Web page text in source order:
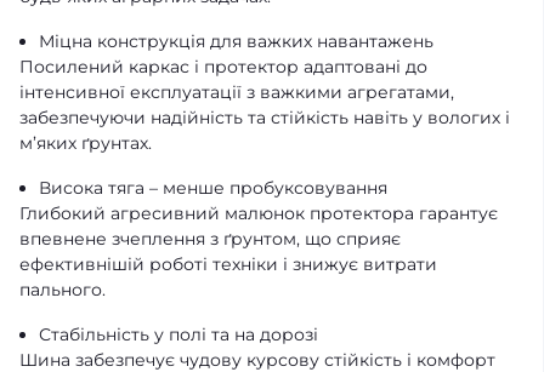
Міцна конструкція для важких навантажень
Посилений каркас і протектор адаптовані до
інтенсивної експлуатації з важкими агрегатами,
забезпечуючи надійність та стійкість навіть у вологих і
м’яких ґрунтах.
Висока тяга – менше пробуксовування
Глибокий агресивний малюнок протектора гарантує
впевнене зчеплення з ґрунтом, що сприяє
ефективнішій роботі техніки і знижує витрати
пального.
Стабільність у полі та на дорозі
Шина забезпечує чудову курсову стійкість і комфорт